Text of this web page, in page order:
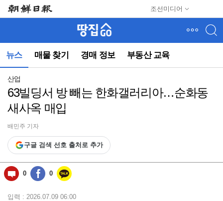
조선미디어
뉴스 매물 찾기 경매 정보 부동산 교육
뉴
(컨
동)
산업
63빌딩서 방 빼는 한화갤러리아…순화동
새사옥 매입
배민주 기자
구글 검색 선호 출처로 추가
0 0
입력 : 2026.07.09 06:00